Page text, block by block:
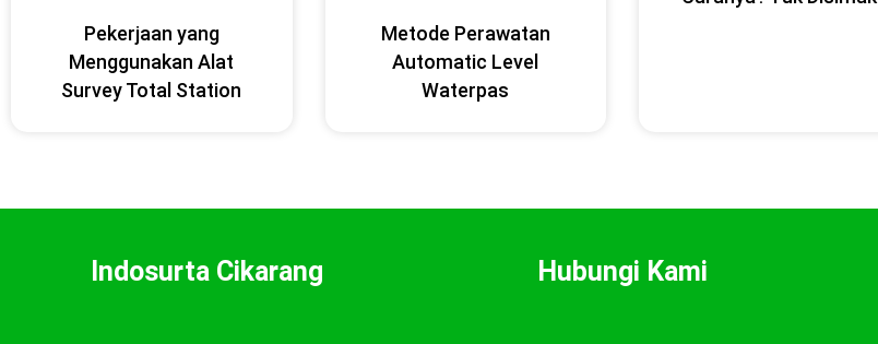
Pekerjaan yang
Menggunakan Alat
Survey Total Station
Metode Perawatan
Automatic Level
Waterpas
Indosurta Cikarang Hubungi Kami